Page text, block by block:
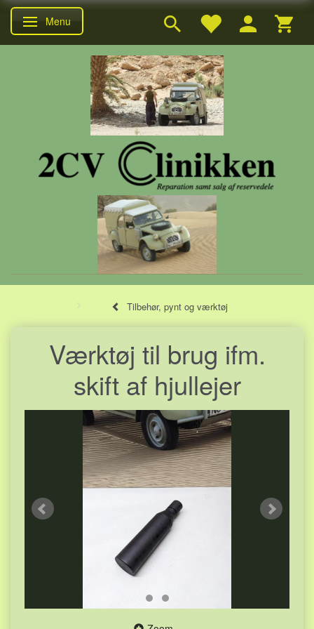
Skifte navigation
Menu
Tilbehør, pynt og værktøj
Værktøj til brug ifm.
skift af hjullejer